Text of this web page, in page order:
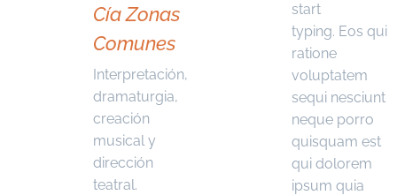
Cía Zonas
Comunes
Interpretación,
dramaturgia,
creación
musical y
dirección
teatral.
start
typing. Eos qui
ratione
voluptatem
sequi nesciunt
neque porro
quisquam est
qui dolorem
ipsum quia